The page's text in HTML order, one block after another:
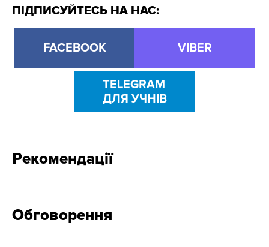
ПІДПИСУЙТЕСЬ НА НАС:
FACEBOOK VIBER
TELEGRAM
ДЛЯ УЧНІВ
Рекомендації
Обговорення